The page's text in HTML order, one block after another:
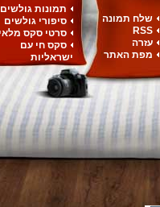
שלח תמונה
RSS
עזרה
מפת האתר
תמונות גולשים
סיפורי גולשים
סרטי סקס
סקס חי עם
ישראליות